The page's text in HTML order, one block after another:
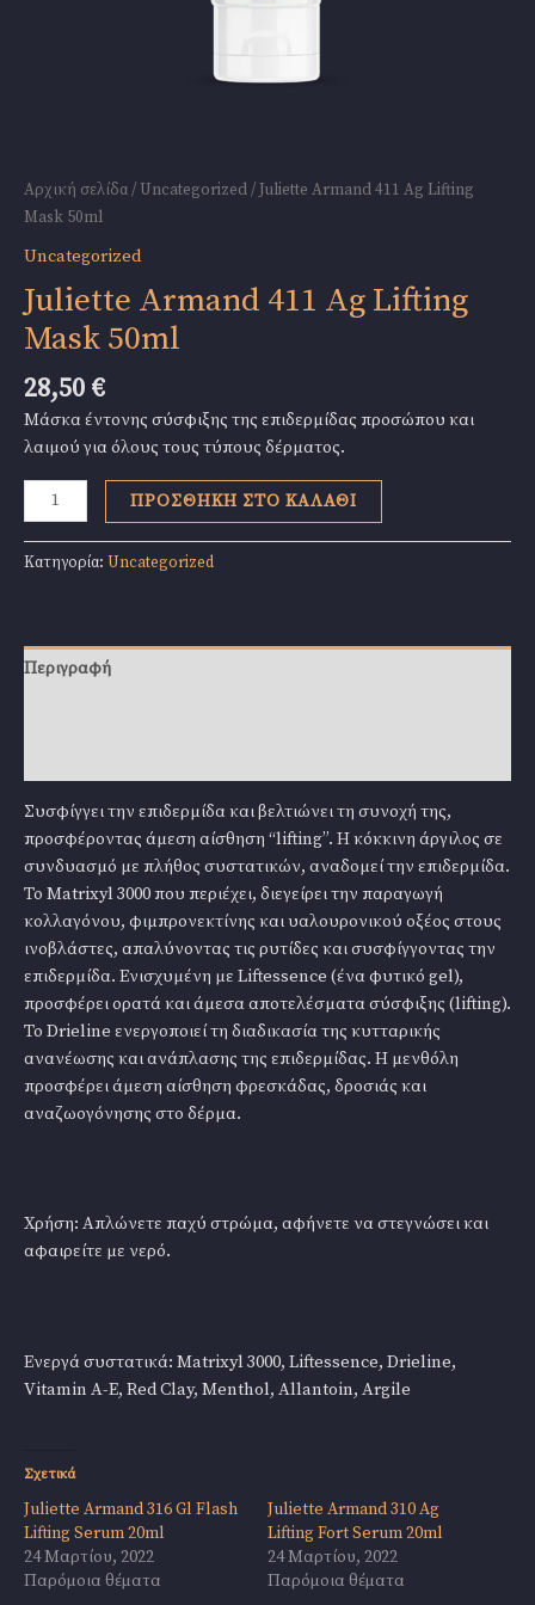
Αρχική σελίδα/ Uncategorized/ Juliette Armand 411 Ag Lifting
Mask 50ml
Uncategorized
Juliette Armand 411 Ag Lifting
Mask 50ml
28,50 €
Μάσκα έντονης σύσφιξης της επιδερμίδας προσώπου και
λαιμού για όλους τους τύπους δέρματος.
Juliette
Armand
411
Ag
50ml
ποσότητα
ΠΡΟΣΘΉΚΗ ΣΤΟ ΚΑΛΆΘΙ
Κατηγορία: Uncategorized
Περιγραφή
Συσφίγγει την επιδερμίδα και βελτιώνει τη συνοχή της,
προσφέροντας άμεση αίσθηση “lifting”. Η κόκκινη άργιλος σε
συνδυασμό με πλήθος συστατικών, αναδομεί την επιδερμίδα.
Το Matrixyl 3000 που περιέχει, διεγείρει την παραγωγή
κολλαγόνου, φιμπρονεκτίνης και υαλουρονικού οξέος στους
ινοβλάστες, απαλύνοντας τις ρυτίδες και συσφίγγοντας την
επιδερμίδα. Ενισχυμένη με Liftessence (ένα φυτικό gel),
προσφέρει ορατά και άμεσα αποτελέσματα σύσφιξης (lifting).
Το Drieline ενεργοποιεί τη διαδικασία της κυτταρικής
ανανέωσης και ανάπλασης της επιδερμίδας. Η μενθόλη
προσφέρει άμεση αίσθηση φρεσκάδας, δροσιάς και
αναζωογόνησης στο δέρμα.
Χρήση: Απλώνετε παχύ στρώμα, αφήνετε να στεγνώσει και
αφαιρείτε με νερό.
Ενεργά συστατικά: Matrixyl 3000, Liftessence, Drieline,
Vitamin A-E, Red Clay, Menthol, Allantoin, Argile
Σχετικά
Juliette Armand 316 Gl Flash
Lifting Serum 20ml
24 Μαρτίου, 2022
Παρόμοια θέματα
Juliette Armand 310 Ag
Lifting Fort Serum 20ml
24 Μαρτίου, 2022
Παρόμοια θέματα